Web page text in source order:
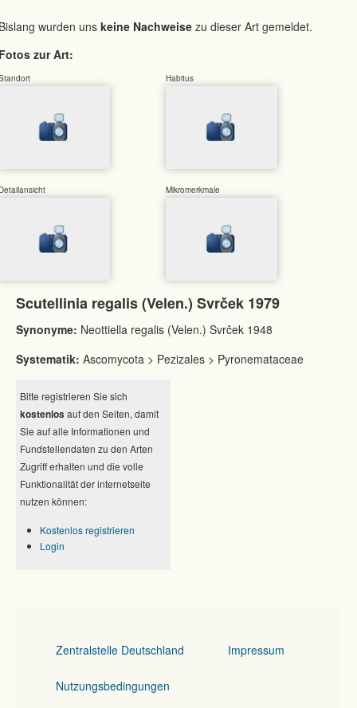
wurden uns keine Nachweise zu dieser Art gemeldet.
zur Art:
Habitus
Mikromerkmale
Scutellinia regalis (Velen.) Svrček 1979
Synonyme: Neottiella regalis (Velen.) Svrček 1948
Systematik: Ascomycota > Pezizales > Pyronemataceae
Bitte registrieren Sie sich
kostenlos auf den Seiten, damit
Sie auf alle Informationen und
Fundstellendaten zu den Arten
Zugriff erhalten und die volle
Funktionalität der internetseite
nutzen können:
Kostenlos registrieren
Login
Zentralstelle Deutschland Impressum
Nutzungsbedingungen